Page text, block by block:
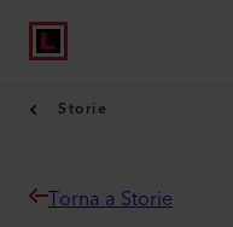
Storie
Torna a Storie